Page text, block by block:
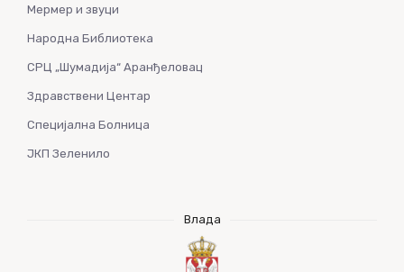
Мермер и звуци
Народна Библиотека
СРЦ „Шумадија“ Аранђеловац
Здравствени Центар
Специјална Болница
ЈКП Зеленило
Влада